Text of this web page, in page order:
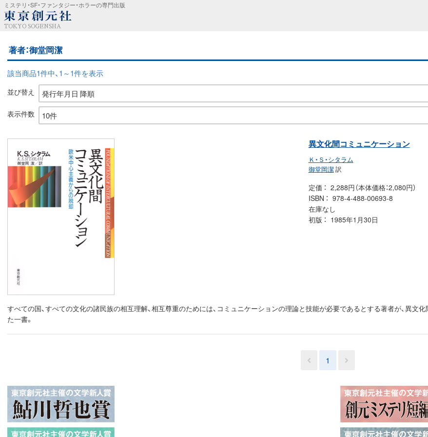
ミステリ・SF・ファンタジー・ホラーの専門出版
TOKYO SOGENSHA
著者：御堂岡潔
該当商品1件中、1～1件を表示
並び替え
表示件数
異文化間コミュニケーション
Ｋ・Ｓ・シタラム
御堂岡潔訳
定価
2,288円（本体価格：2,080円）
ISBN
978-4-488-00693-8
在庫なし
初版
1985年1月30日
すべての国、すべての文化の諸民族の相互理解、相互尊重のためには、コミュニケーションの理論と技能が必要であるとする著者が、異
た一書。
1